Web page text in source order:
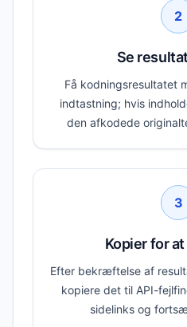
2
Se
Få kodningsresultatet
indtastning; hvis
den afkodede
3
Kopier for
Efter bekræftelse af
kopiere det til API-
sidelinks og